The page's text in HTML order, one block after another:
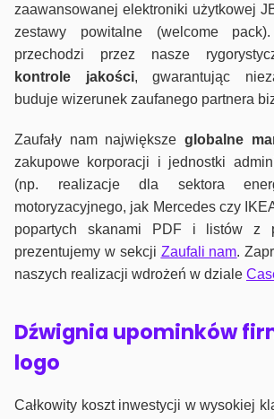
zaawansowanej elektroniki użytkowej
zestawy powitalne (welcome
przechodzi przez nasze
kontrole jakości, gwarantując
buduje wizerunek zaufanego partnera
Zaufały nam największeglobalne
zakupowe korporacji i jednostki
(np. realizacje dla sektora
motoryzacyjnego, jak Mercedes czy
popartych skanami PDF i listów z
prezentujemy w sekcji Zaufali nam.
naszych realizacji wdrożeń w dziale
Dźwignia upominków
logo
Całkowity koszt inwestycji w wysokiej